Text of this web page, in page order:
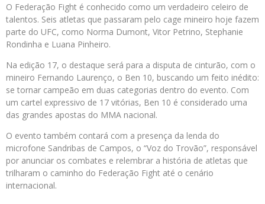
O Federação Fight é conhecido como um verdadeiro celeiro de
talentos. Seis atletas que passaram pelo cage mineiro hoje fazem
parte do UFC, como Norma Dumont, Vitor Petrino, Stephanie
Rondinha e Luana Pinheiro.
Na edição 17, o destaque será para a disputa de cinturão, com o
mineiro Fernando Laurenço, o Ben 10, buscando um feito inédito:
se tornar campeão em duas categorias dentro do evento. Com
um cartel expressivo de 17 vitórias, Ben 10 é considerado uma
das grandes apostas do MMA nacional.
O evento também contará com a presença da lenda do
microfone Sandribas de Campos, o “Voz do Trovão”, responsável
por anunciar os combates e relembrar a história de atletas que
trilharam o caminho do Federação Fight até o cenário
internacional.